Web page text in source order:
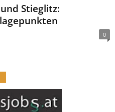
Stieglitz:
0